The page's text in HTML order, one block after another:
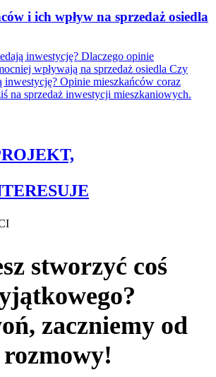
i ich wpływ na sprzedaż osiedla
inwestycję? Dlaczego opinie
wpływają na sprzedaż osiedla Czy
inwestycję? Opinie mieszkańców coraz
na sprzedaż inwestycji mieszkaniowych.
stworzyć coś
zaczniemy od
rozmowy!